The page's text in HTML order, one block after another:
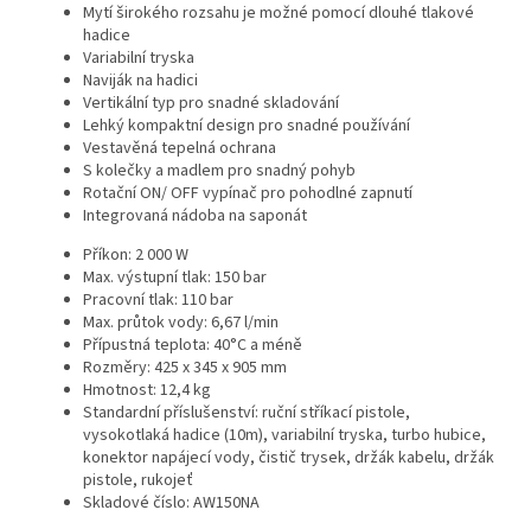
Mytí širokého rozsahu je možné pomocí dlouhé tlakové
hadice
Variabilní tryska
Naviják na hadici
Vertikální typ pro snadné skladování
Lehký kompaktní design pro snadné používání
Vestavěná tepelná ochrana
S kolečky a madlem pro snadný pohyb
Rotační ON/ OFF vypínač pro pohodlné zapnutí
Integrovaná nádoba na saponát
Příkon: 2 000 W
Max. výstupní tlak: 150 bar
Pracovní tlak: 110 bar
Max. průtok vody: 6,67 l/min
Přípustná teplota: 40°C a méně
Rozměry: 425 x 345 x 905 mm
Hmotnost: 12,4 kg
Standardní příslušenství: ruční stříkací pistole,
vysokotlaká hadice (10m), variabilní tryska, turbo hubice,
konektor napájecí vody, čistič trysek, držák kabelu, držák
pistole, rukojeť
Skladové číslo: AW150NA